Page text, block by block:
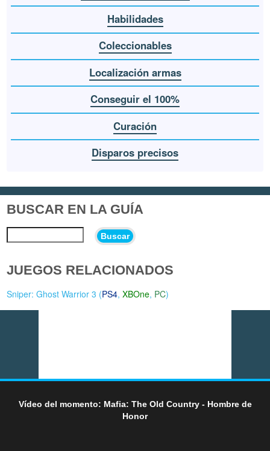
Habilidades
Coleccionables
Localización armas
Conseguir el 100%
Curación
Disparos precisos
BUSCAR EN LA GUÍA
Buscar
JUEGOS RELACIONADOS
Sniper: Ghost Warrior 3 (PS4,XBOne, PC)
Vídeo del momento: Mafia: The Old Country - Hombre de
Honor